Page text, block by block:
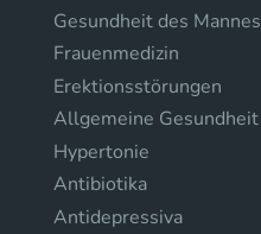
Gesundheit des Mannes
Frauenmedizin
Erektionsstörungen
Allgemeine Gesundheit
Hypertonie
Antibiotika
Antidepressiva